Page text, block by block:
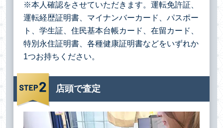
※本人確認をさせていただきます。運転免許証、
運転経歴証明書、マイナンバーカード、パスポー
ト、学生証、住民基本台帳カード、在留カード、
特別永住証明書、各種健康証明書などをいずれか
1つお持ちください。
店頭で査定